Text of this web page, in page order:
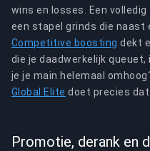
wins en losses. Een
een stapel grinds die naast
Competitive boosting dekt
die je daadwerkelijk
je je main helemaal
Global Elite doet precies dat
Promotie, derank en